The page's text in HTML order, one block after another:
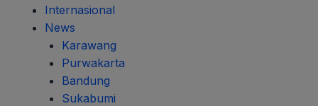
Internasional
News
Karawang
Purwakarta
Bandung
Sukabumi